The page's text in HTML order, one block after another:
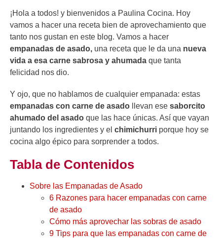
¡Hola a todos! y bienvenidos a Paulina Cocina. Hoy
vamos a hacer una receta bien de aprovechamiento que
tanto nos gustan en este blog. Vamos a hacer
empanadas de asado, una receta que le da una nueva
vida a esa carne sabrosa y ahumada que tanta
felicidad nos dio.
Y ojo, que no hablamos de cualquier empanada: estas
empanadas con carne de asado
llevan ese saborcito
ahumado del asado que las hace únicas. Así que vayan
juntando los ingredientes y el chimichurri porque hoy se
cocina algo épico para sorprender a todos.
Tabla de Contenidos
Sobre las Empanadas de Asado
6 Razones para hacer empanadas con carne
de asado
Cómo más aprovechar las sobras de asado
9 Tips para que las empanadas con carne de